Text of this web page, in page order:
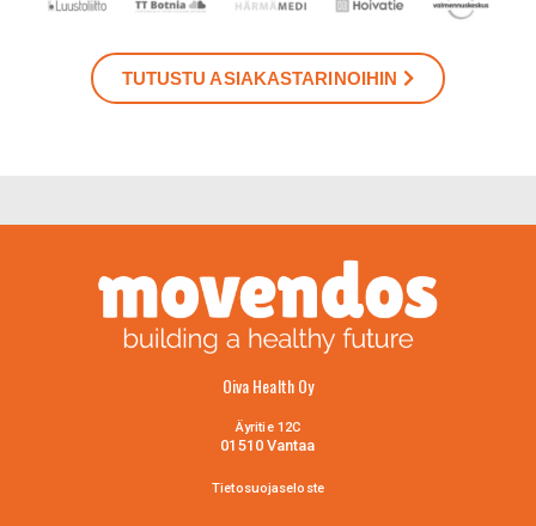
TUTUSTU ASIAKASTARINOIHIN
Oiva Health Oy
Äyritie 12C
01510 Vantaa
Tietosuojaselo ste